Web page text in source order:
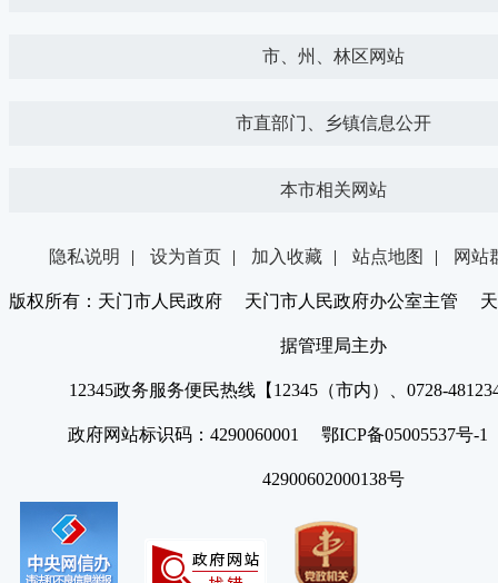
市、州、林区网站
市直部门、乡镇信息公开
本市相关网站
隐私说明 | 设为首页 | 加入收藏 | 站点地图 | 网站
版权所有：天门市人民政府 天门市人民政府办公室主管 天
据管理局主办
12345政务服务便民热线【12345（市内）、0728-
政府网站标识码：4290060001 鄂ICP备05005537号
42900602000138号